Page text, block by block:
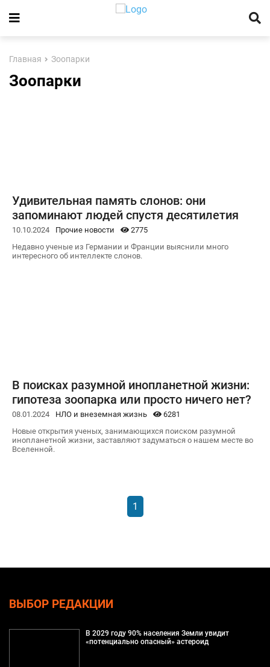
Главная Зоопарки
Зоопарки
Удивительная память слонов: они
запоминают людей спустя десятилетия
10.10.2024 Прочие новости
2775
Недавно ученые из Германии и Франции выяснили много
интересного об интеллекте слонов.
В поисках разумной инопланетной жизни:
гипотеза зоопарка или просто ничего нет?
08.01.2024 НЛО и внеземная жизнь
6281
Новые открытия ученых, занимающихся поиском разумной
инопланетной жизни, заставляют задуматься о нашем месте во
Вселенной.
1
ВЫБОР РЕДАКЦИИ
В 2029 году 90% населения Земли увидит
«потенциально опасный» астероид